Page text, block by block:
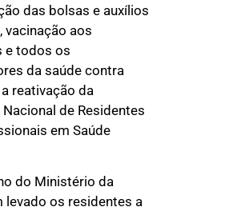
das bolsas e auxílios
vacinação aos
e todos os
da saúde contra
reativação da
de Residentes
em Saúde
do Ministério da
levado os residentes a